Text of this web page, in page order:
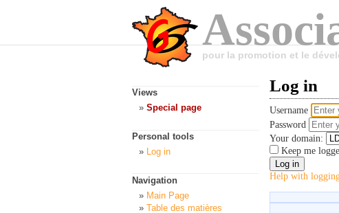
pour la promotion et le
Log in
Username
Password
Your domain:
Keep me
Help with
Views
Special page
Personal tools
Log in
Navigation
Main Page
Table des matières